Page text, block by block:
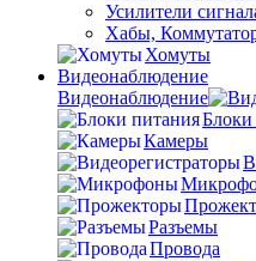
Усилители
Хабы,
Хомуты
Видеонаблюдение
Видеонаблюдение
Блоки
Камеры
Разъемы
Провода